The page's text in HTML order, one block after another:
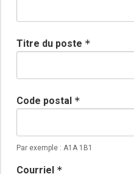
Titre du poste *
Code postal *
Par exemple : A1A 1B1
Courriel *